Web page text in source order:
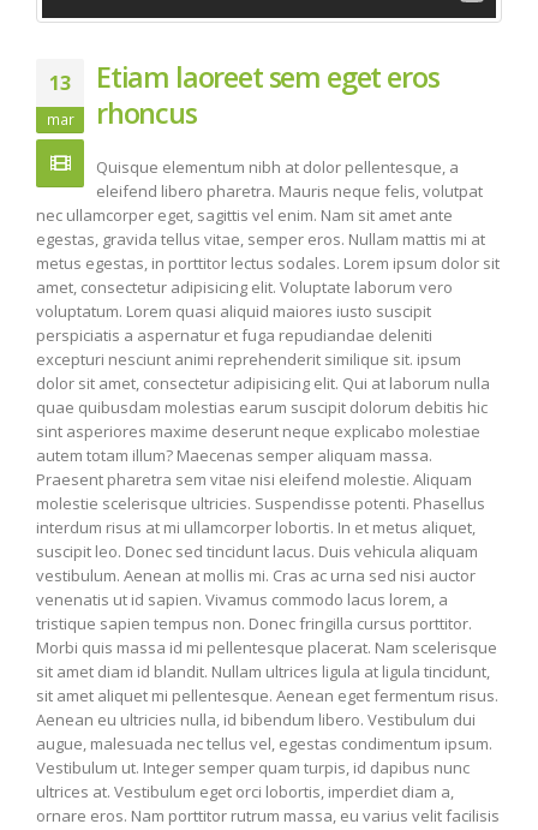
13
mar
Etiam laoreet sem eget eros
rhoncus
Quisque elementum nibh at dolor pellentesque, a
eleifend libero pharetra. Mauris neque felis, volutpat
nec ullamcorper eget, sagittis vel enim. Nam sit amet ante
egestas, gravida tellus vitae, semper eros. Nullam mattis mi at
metus egestas, in porttitor lectus sodales. Lorem ipsum dolor sit
amet, consectetur adipisicing elit. Voluptate laborum vero
voluptatum. Lorem quasi aliquid maiores iusto suscipit
perspiciatis a aspernatur et fuga repudiandae deleniti
excepturi nesciunt animi reprehenderit similique sit. ipsum
dolor sit amet, consectetur adipisicing elit. Qui at laborum nulla
quae quibusdam molestias earum suscipit dolorum debitis hic
sint asperiores maxime deserunt neque explicabo molestiae
autem totam illum? Maecenas semper aliquam massa.
Praesent pharetra sem vitae nisi eleifend molestie. Aliquam
molestie scelerisque ultricies. Suspendisse potenti. Phasellus
interdum risus at mi ullamcorper lobortis. In et metus aliquet,
suscipit leo. Donec sed tincidunt lacus. Duis vehicula aliquam
vestibulum. Aenean at mollis mi. Cras ac urna sed nisi auctor
venenatis ut id sapien. Vivamus commodo lacus lorem, a
tristique sapien tempus non. Donec fringilla cursus porttitor.
Morbi quis massa id mi pellentesque placerat. Nam scelerisque
sit amet diam id blandit. Nullam ultrices ligula at ligula tincidunt,
sit amet aliquet mi pellentesque. Aenean eget fermentum risus.
Aenean eu ultricies nulla, id bibendum libero. Vestibulum dui
augue, malesuada nec tellus vel, egestas condimentum ipsum.
Vestibulum ut. Integer semper quam turpis, id dapibus nunc
ultrices at. Vestibulum eget orci lobortis, imperdiet diam a,
ornare eros. Nam porttitor rutrum massa, eu varius velit facilisis